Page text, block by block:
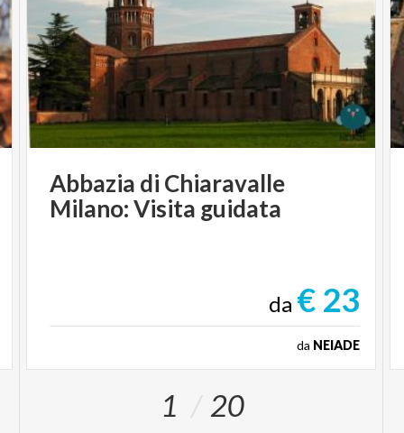
Abbazia di Chiaravalle
Milano:Visita guidata
da € 23
da NEIADE
1 20